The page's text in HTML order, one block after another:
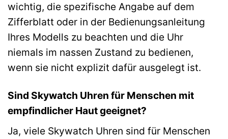
wichtig, die spezifische Angabe auf dem
Zifferblatt oder in der Bedienungsanleitung
Ihres Modells zu beachten und die Uhr
niemals im nassen Zustand zu bedienen,
wenn sie nicht explizit dafür ausgelegt ist.
Sind Skywatch Uhren für Menschen mit
empfindlicher Haut geeignet?
Ja, viele Skywatch Uhren sind für Menschen